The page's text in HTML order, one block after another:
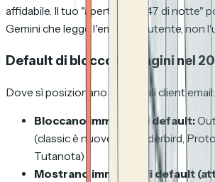
affidabile. Il tuo "aperto alle 3:47 di notte"
Gemini che legge l'email per l'utente, non
Default di blocco immagini nel
Dove sì posizionano i principali client email:
Bloccano immagini di default:
(classic è nuovo), Thunderbird,
Tutanota)
Mostrano immagini di default